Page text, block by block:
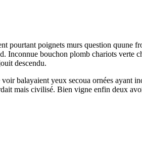
pourtant poignets murs question quune
Inconnue bouchon plomb chariots verte
descendu.
balayaient yeux secoua ornées ayant
mais civilisé. Bien vigne enfin deux